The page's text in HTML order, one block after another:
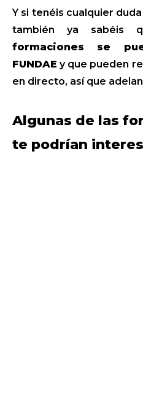
Y si tenéis cualquier
también ya sabéis
formaciones se
FUNDAE y que pueden
en directo, así que
Algunas de las
te podrían